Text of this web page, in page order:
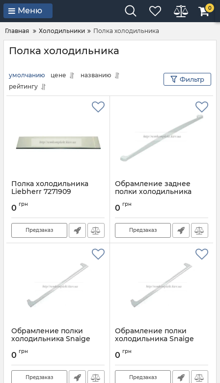
Меню 0
Главная Холодильники Полка холодильника
Полка холодильника
умолчанию цене
названию
рейтингу
Фильтр
Полка холодильника
Liebherr 7271909
0 грн
Предзаказ
Обрамление заднее
полки холодильника
Артикул:
0 грн
Предзаказ
Обрамление полки
холодильника Snaige
Артикул:
0 грн
Предзаказ
Обрамление полки
холодильника Snaige
Артикул:
0 грн
Предзаказ